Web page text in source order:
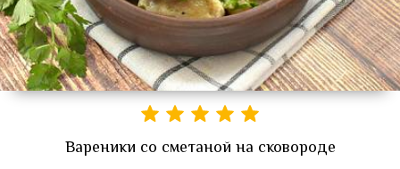
Вареники со сметаной на сковороде